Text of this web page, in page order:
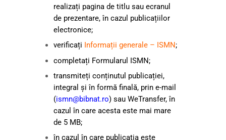
realizați pagina de titlu sau ecranul
de prezentare, în cazul publicațiilor
electronice;
verificați Informații generale – ISMN;
completați Formularul ISMN;
transmiteți conținutul publicației,
integral și în formă finală, prin e-mail
(ismn@bibnat.ro) sau WeTransfer, în
cazul în care acesta este mai mare
de 5 MB;
în cazul în care publicația este